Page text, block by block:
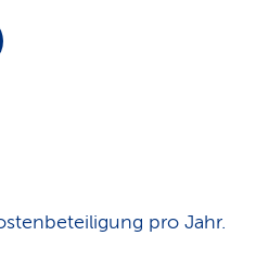
pro Jahr.